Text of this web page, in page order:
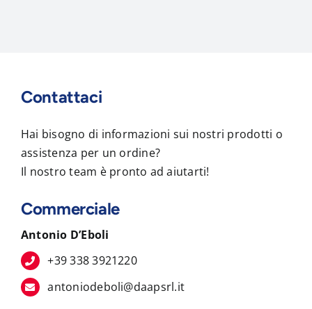
Contattaci
Hai bisogno di informazioni sui nostri prodotti o
assistenza per un ordine?
Il nostro team è pronto ad aiutarti!
Commerciale
Antonio D’Eboli
+39 338 3921220
antoniodeboli@daapsrl.it